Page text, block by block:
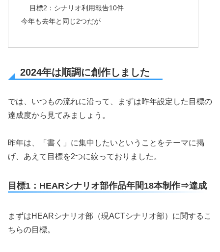
目標2：シナリオ利用報告10件
今年も去年と同じ2つだが
2024年は順調に創作しました
では、いつもの流れに沿って、まずは昨年設定した目標の
達成度から見てみましょう。
昨年は、「書く」に集中したいということをテーマに掲
げ、あえて目標を2つに絞っておりました。
目標1：HEARシナリオ部作品年間18本制作⇒達成
まずはHEARシナリオ部（現ACTシナリオ部）に関するこ
ちらの目標。